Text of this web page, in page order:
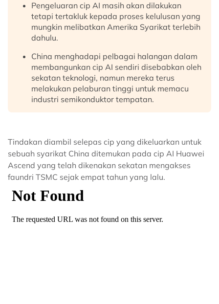
Pengeluaran cip AI masih akan dilakukan
tetapi tertakluk kepada proses kelulusan yang
mungkin melibatkan Amerika Syarikat terlebih
dahulu.
China menghadapi pelbagai halangan dalam
membangunkan cip AI sendiri disebabkan oleh
sekatan teknologi, namun mereka terus
melakukan pelaburan tinggi untuk memacu
industri semikonduktor tempatan.
Tindakan diambil selepas cip yang dikeluarkan untuk
sebuah syarikat China ditemukan pada cip AI Huawei
Ascend yang telah dikenakan sekatan mengakses
faundri TSMC sejak empat tahun yang lalu.